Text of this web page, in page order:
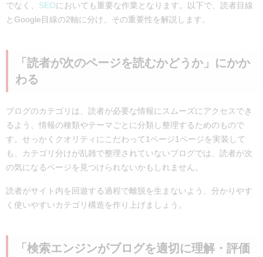
でなく、 SEOにおいても重要な作業となります。以下で、読者目線
とGoogle目線の2軸に分け、その重要性を解説します。
「読者が次のページを読むかどうか」にかか
わる
ブログのカテゴリは、読者が必要な情報にスムーズにアクセスでき
るよう、情報の種類やテーマごとに分類し整理するためのもので
す。せっかくクオリティにこだわって1ページ1ページを実装して
も、カテゴリ分けが乱雑で整理されていないブログでは、読者が次
の気になるページを見つけられないかもしれません。
読者がサイト内を回遊する過程で離脱を生まないよう、分かりやす
く使いやすいカテゴリ構造を作り上げましょう。
「検索エンジンがブログを適切に理解・評価